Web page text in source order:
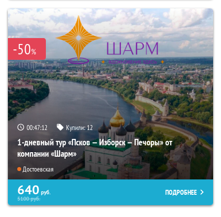
-50%
00:47:10 Купили:12
1-дневный тур «Псков — Изборск — Печоры» от
компании «Шарм»
Достоевская
640 руб.
5100руб.
ПОДРОБНЕЕ